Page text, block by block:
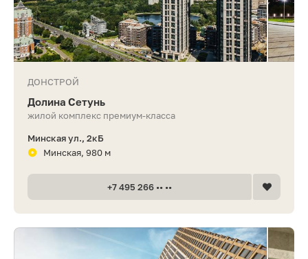
ДОНСТРОЙ
Долина Сетунь
жилой комплекс премиум-класса
Минская ул., 2кБ
Минская, 980 м
+7 495 266 •• ••